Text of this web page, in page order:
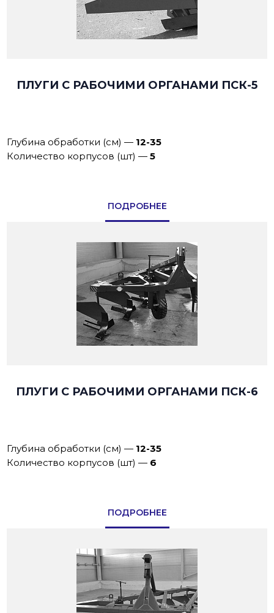
ПЛУГИ С РАБОЧИМИ ОРГАНАМИ ПСК-5
Глубина обработки (см) — 12-35
Количество корпусов (шт) —5
ПОДРОБНЕЕ
ПЛУГИ С РАБОЧИМИ ОРГАНАМИ ПСК-6
Глубина обработки (см) — 12-35
Количество корпусов (шт) — 6
ПОДРОБНЕЕ